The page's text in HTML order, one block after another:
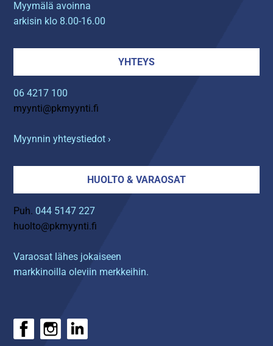
Myymälä avoinna
arkisin klo 8.00-16.00
YHTEYS
06 4217 100
myynti@pkmyynti.fi
Myynnin yhteystiedot ›
HUOLTO & VARAOSAT
Puh. 044 5147 227
huolto@pkmyynti.fi
Varaosat lähes jokaiseen
markkinoilla oleviin merkkeihin.